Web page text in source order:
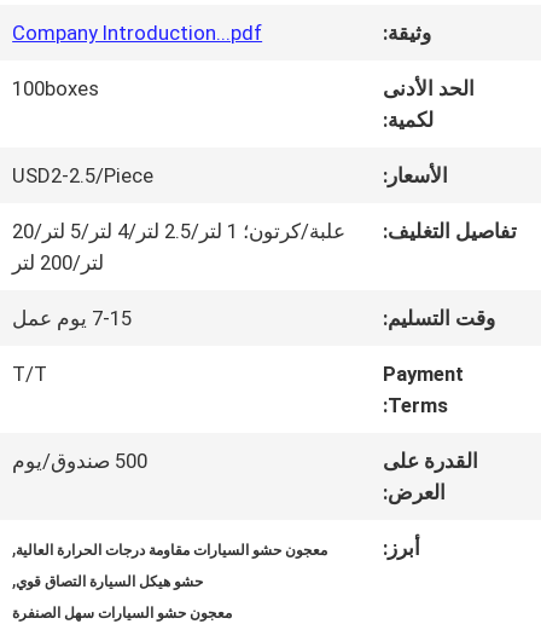
الجودة
وثيقة: Company Introduction...pdf
الحد الأدنى
لكمية:
100boxes
الأسعار: USD2-2.5/Piece
تفاصيل التغليف:
علبة/كرتون؛ 1 لتر/2.5 لتر/4 لتر/5 لتر/20
لتر/200 لتر
وقت التسليم: 7-15 يوم عمل
Payment
Terms:
T/T
القدرة على
العرض:
500 صندوق/يوم
أبرز: معجون حشو السيارات مقاومة درجات الحرارة العالية,
حشو هيكل السيارة التصاق قوي,
معجون حشو السيارات سهل الصنفرة